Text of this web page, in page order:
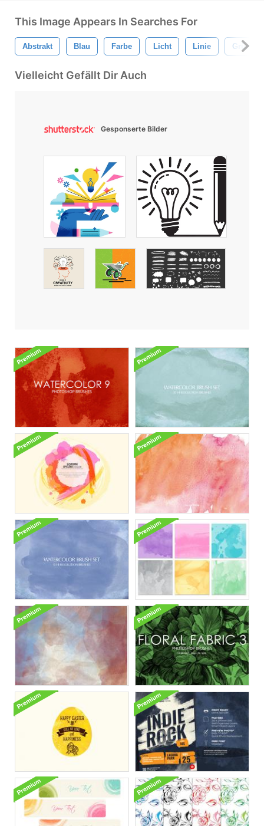
This Image Appears In Searches For
Abstrakt Blau Farbe Licht Linie Grün
Vielleicht Gefällt Dir Auch
Gesponserte Bilder